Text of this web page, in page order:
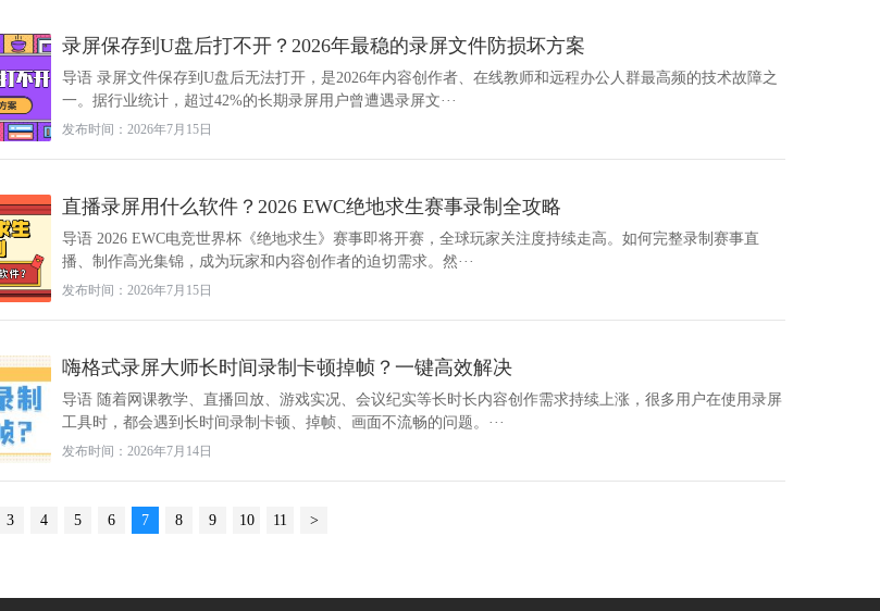
录屏保存到U盘后打不开？2026年最稳的录屏文件防损坏方案
导语 录屏文件保存到U盘后无法打开，是2026年内容创作者、在线教师和远程办公人群最高频的技术故障之
一。据行业统计，超过42%的长期录屏用户曾遭遇录屏文···
发布时间：2026年7月15日
直播录屏用什么软件？2026 EWC绝地求生赛事录制全攻略
导语 2026 EWC电竞世界杯《绝地求生》赛事即将开赛，全球玩家关注度持续走高。如何完整录制赛事直
播、制作高光集锦，成为玩家和内容创作者的迫切需求。然···
发布时间：2026年7月15日
嗨格式录屏大师长时间录制卡顿掉帧？一键高效解决
导语 随着网课教学、直播回放、游戏实况、会议纪实等长时长内容创作需求持续上涨，很多用户在使用录屏
工具时，都会遇到长时间录制卡顿、掉帧、画面不流畅的问题。···
发布时间：2026年7月14日
3 4 5 6 7 8 9 10 11 >